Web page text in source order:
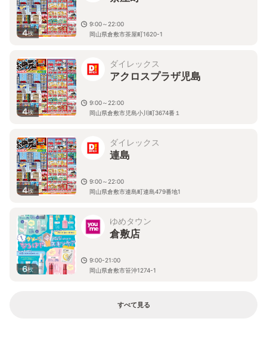
4枚
9:00～22:00
岡山県倉敷市茶屋町1620-1
4枚
ダイレックス
アクロスプラザ児島
9:00～22:00
岡山県倉敷市児島小川町3674番１
4枚
ダイレックス
連島
9:00～22:00
岡山県倉敷市連島町連島479番地1
6枚
ゆめタウン
倉敷店
9:00-21:00
岡山県倉敷市笹沖1274-1
すべて見る